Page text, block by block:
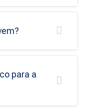
para a